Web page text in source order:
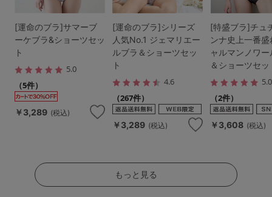
[運命のブラ]サマーブ
ーケブラ&ショーツセッ
ト
5.0
（5件）
￥3,289 (税込)
[運命のブラ]シリーズ
人気No.1 ジェマリエー
ルブラ＆ショーツセッ
ト
4.6
（267件）
￥3,289 (税込)
[特盛ブラ]チュ
ンナ史上一番
ャルマンノワ
＆ショーツセッ
5.0
（2件）
￥3,608 (税込)
もっと見る